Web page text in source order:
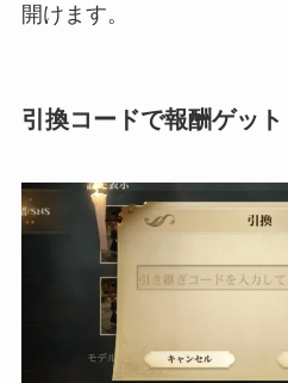
開けます。
引換コードで報酬ゲット